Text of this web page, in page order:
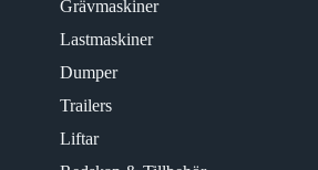
Grävmaskiner
Lastmaskiner
Dumper
Trailers
Liftar